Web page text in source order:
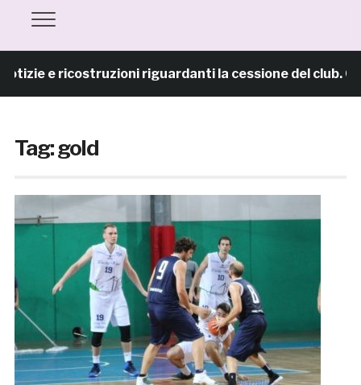
ricostruzioni riguardanti la cessione del club.
Tag:gold